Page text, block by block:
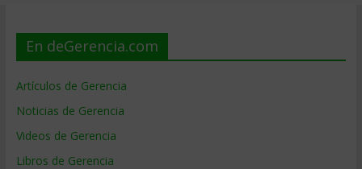
En deGerencia.com
Artículos de Gerencia
Noticias de Gerencia
Videos de Gerencia
Libros de Gerencia